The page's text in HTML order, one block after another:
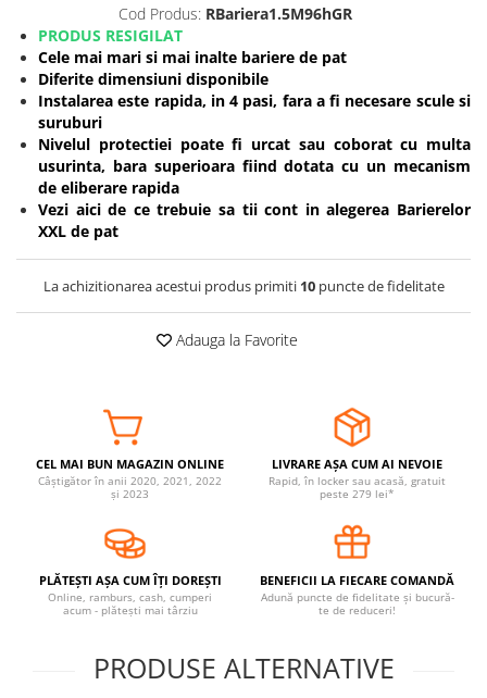
Jucarii dentitie
Jocuri educative
Jucarii bebelusi
Covorase ortopedice senzoriale
Cuburi magnetice JollyHeap®
Rechizite scolare
LEGO
Stikere decorative si covoare
Stickere decorative
Covorase de joaca
Carduri Cadou
Propuneri Cadou
Cod Produs: RBariera1.5M96hGR
PRODUS RESIGILAT
Cele mai mari si mai inalte bariere de pat
Diferite dimensiuni disponibile
Instalarea este rapida, in 4 pasi, fara a fi necesare scule si
suruburi
Nivelul protectiei poate fi urcat sau coborat cu multa
usurinta, bara superioara fiind dotata cu un mecanism
de eliberare rapida
Vezi aicide ce trebuie sa tii cont in alegerea Barierelor
XXL de pat
La achizitionarea acestui produs primiti 10puncte de fidelitate
Adauga la Favorite
CEL MAI BUN MAGAZIN ONLINE
Câștigător în anii 2020, 2021, 2022
și 2023
LIVRARE AȘA CUM AI NEVOIE
Rapid, în locker sau acasă, gratuit
peste 279 lei*
PLĂTEȘTI AȘA CUM ÎȚI DOREȘTI
Online, ramburs, cash, cumperi
acum - plătești mai târziu
BENEFICII LA FIECARE COMANDĂ
Adună puncte de fidelitate și bucură-
te de reduceri!
PRODUSE ALTERNATIVE